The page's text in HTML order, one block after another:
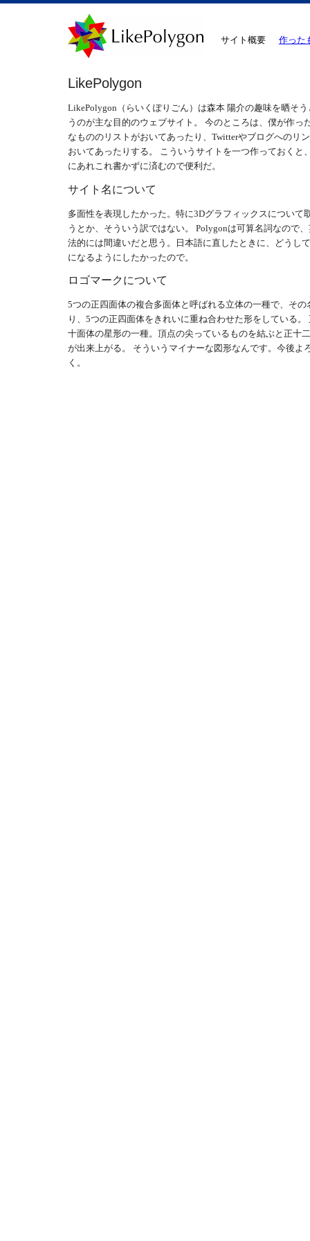
サイト概要 作った
LikePolygon
LikePolygon（らいくぽりごん）は森本 陽介の趣味を晒そう
うのが主な目的のウェブサイト。 今のところは、僕が作っ
なもののリストがおいてあったり、Twitterやブログへのリ
おいてあったりする。 こういうサイトを一つ作っておくと
にあれこれ書かずに済むので便利だ。
サイト名について
多面性を表現したかった。特に3Dグラフィックスについて
うとか、そういう訳ではない。 Polygonは可算名詞なので
法的には間違いだと思う。日本語に直したときに、どうし
になるようにしたかったので。
ロゴマークについて
5つの正四面体の複合多面体と呼ばれる立体の一種で、その
り、5つの正四面体をきれいに重ね合わせた形をしている。
十面体の星形の一種。頂点の尖っているものを結ぶと正十
が出来上がる。 そういうマイナーな図形なんです。今後よ
く。